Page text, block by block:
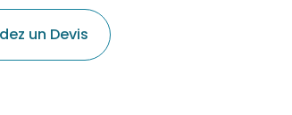
un Devis